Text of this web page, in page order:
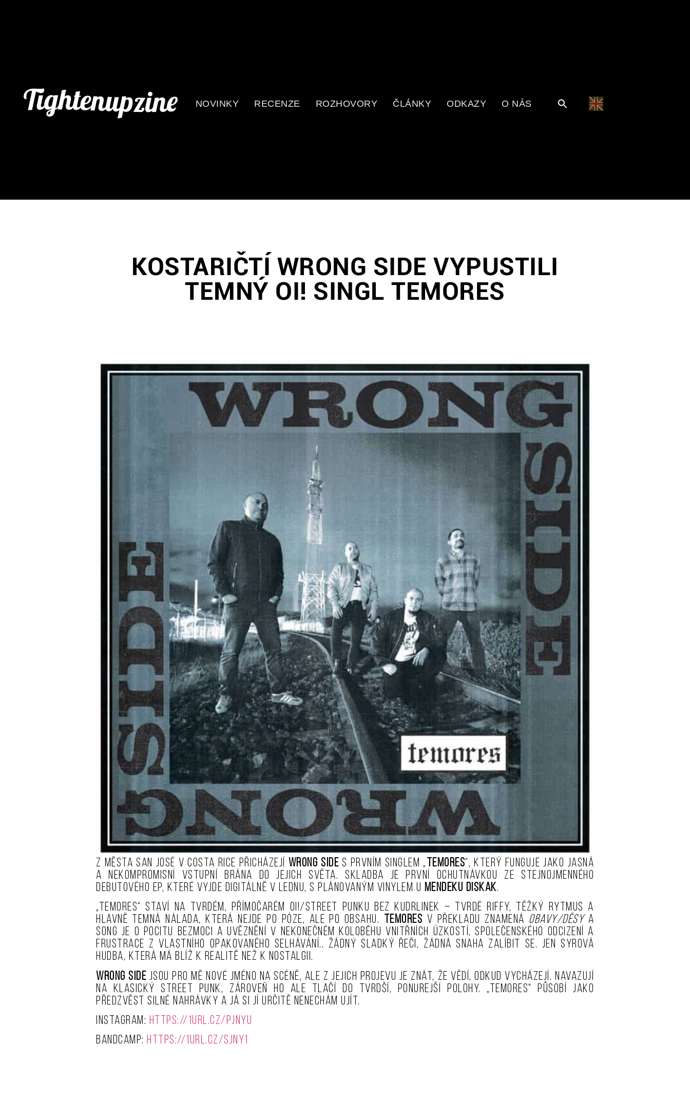
NOVINKY RECENZE ROZHOVORY ČLÁNKY ODKAZY O NÁS
KOSTARIČTÍ WRONG SIDE VYPUSTILI
TEMNÝ OI! SINGL TEMORES
Z města San José v Costa Rice přicházejí Wrong Side s prvním singlem „ Temores“, který funguje jako jasná
a nekompromisní vstupní brána do jejich světa. Skladba je první ochutnávkou ze stejnojmenného
debutového EP, které vyjde digitálně v lednu, s plánovaným vinylem u Mendeku Diskak.
„Temores“ staví na tvrdém, přímočarém Oi!/street punku bez kudrlinek – tvrdé riffy, těžký rytmus a
hlavně temná nálada, která nejde po póze, ale po obsahu.
Temores v překladu znamená Obavy/Děsya
song je o pocitu bezmoci a uvěznění v nekonečném koloběhu vnitřních úzkostí, společenského odcizení a
frustrace z vlastního opakovaného selhávání.. Žádný sladký řeči, žádná snaha zalíbit se. Jen syrová
hudba, která má blíž k realitě než k nostalgii.
Wrong Side jsou pro mě nové jméno na scéně, ale z jejich projevu je znát, že vědí, odkud vycházejí. Navazují
na klasický street punk, zároveň ho ale tlačí do tvrdší, ponurejší polohy. „Temores“ působí jako
předzvěst silné nahrávky a já si jí určitě nenechám ujít.
Instagram: https://1url.cz/pJnYu
Bandcamp: https://1url.cz/SJnY1